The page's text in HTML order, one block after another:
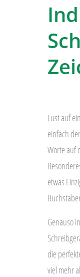
Lust auf
einfach
Worte auf
etwas
Genauso
die
viel mehr